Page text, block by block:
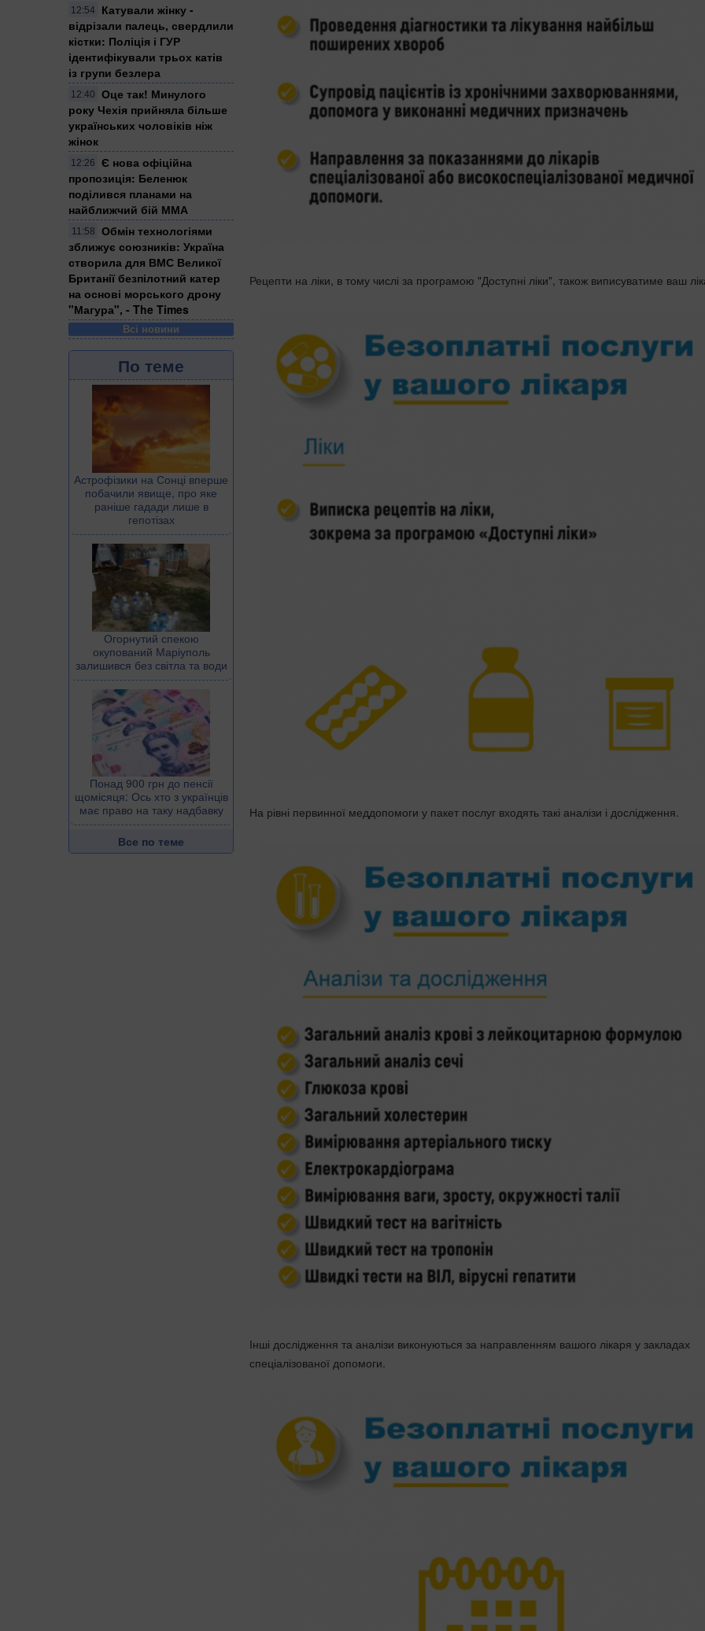
12:54
Катували жінку -
відрізали палець, свердлили
кістки: Поліція і ГУР
ідентифікували трьох катів
із групи безлера
12:40
Оце так! Минулого
року Чехія прийняла більше
українських чоловіків ніж
жінок
12:26
Є нова офіційна
пропозиція: Беленюк
поділився планами на
найближчий бій ММА
11:58
Обмін технологіями
зближує союзників: Україна
створила для ВМС Великої
Британії безпілотний катер
на основі морського дрону
"Магура", - The Times
Всі новини
По теме
Астрофізики на Сонці вперше
побачили явище, про яке
раніше гадади лише в
гепотізах
Огорнутий спекою
окупований Маріуполь
залишився без світла та води
Понад 900 грн до пенсії
щомісяця: Ось хто з українців
має право на таку надбавку
Все по теме
Рецепти на ліки, в тому числі за програмою "Доступні ліки", також виписуватиме ваш
На рівні первинної меддопомоги у пакет послуг входять такі аналізи і дослідження.
Інші дослідження та аналізи виконуються за направленням вашого лікаря у закладах
спеціалізованої допомоги.